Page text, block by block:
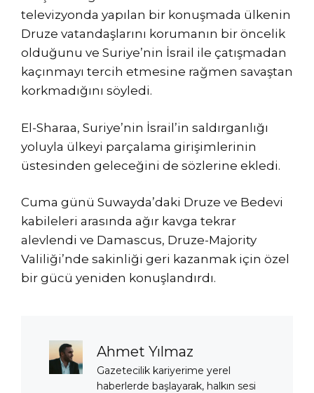
televizyonda yapılan bir konuşmada ülkenin
Druze vatandaşlarını korumanın bir öncelik
olduğunu ve Suriye’nin İsrail ile çatışmadan
kaçınmayı tercih etmesine rağmen savaştan
korkmadığını söyledi.
El-Sharaa, Suriye’nin İsrail’in saldırganlığı
yoluyla ülkeyi parçalama girişimlerinin
üstesinden geleceğini de sözlerine ekledi.
Cuma günü Suwayda’daki Druze ve Bedevi
kabileleri arasında ağır kavga tekrar
alevlendi ve Damascus, Druze-Majority
Valiliği’nde sakinliği geri kazanmak için özel
bir gücü yeniden konuşlandırdı.
Ahmet Yılmaz
Gazetecilik kariyerime yerel
haberlerde başlayarak, halkın sesi